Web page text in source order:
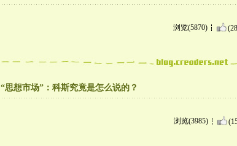
浏览(5870)
“思想市场”：科斯究竟是怎么说的？
浏览(3985)